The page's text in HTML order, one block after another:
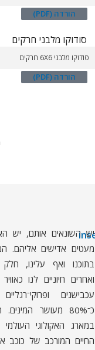
הורדה (PDF)
סודוקו מלבני 6X6 חרקים
הורדה (PDF)
יש השונאים אותם, יש
מעטים אדישים אליהם.
בתוכנו ואף עלינו,
ואחרים חיוניים לנו
עכבישנים
כ־80% מעושר
במארג האקולוגי העולמי
החיים המורכב של כוכב